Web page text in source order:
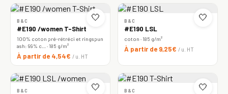
🤍
B&C
#E190 /women T-Shirt
100% coton pré-rétréci et ringspun
ash: 99% c… · 185 g/m²
À partir de 4,54€ / u. HT
🤍
B&C
#E190 LSL
coton · 185 g/m²
À partir de 9,25€ / u. HT
🤍
B&C 🤍
B&C